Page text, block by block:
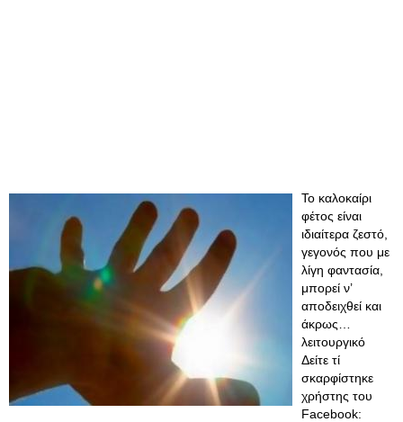
Το καλοκαίρι
φέτος είναι
ιδιαίτερα ζεστό,
γεγονός που με
λίγη φαντασία,
μπορεί ν’
αποδειχθεί και
άκρως…
λειτουργικό
Δείτε τί
σκαρφίστηκε
χρήστης του
Facebook: